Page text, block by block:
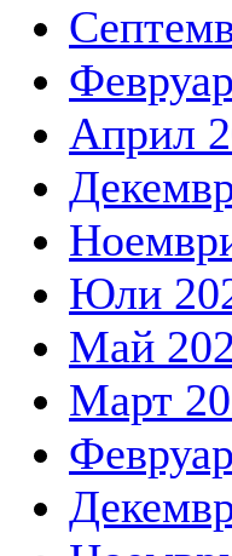
Април
Юли
Май
Март